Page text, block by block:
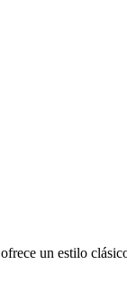
un estilo